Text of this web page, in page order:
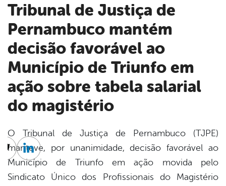
Tribunal de Justiça de
Pernambuco mantém
decisão favorável ao
Município de Triunfo em
ação sobre tabela salarial
do magistério
O Tribunal de Justiça de Pernambuco (TJPE)
manteve, por unanimidade, decisão favorável ao
Município de Triunfo em ação movida pelo
Sindicato Único dos Profissionais do Magistério
TwitterLinkedin